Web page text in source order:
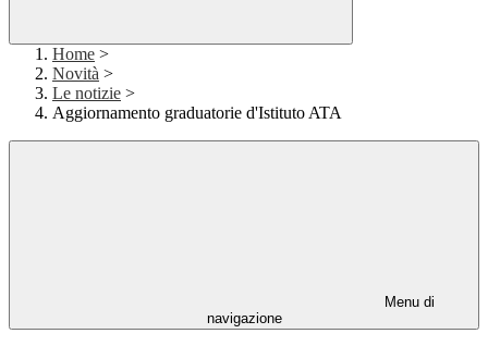
Home >
Novità >
Le notizie >
Aggiornamento graduatorie d'Istituto ATA
Menu di
navigazione